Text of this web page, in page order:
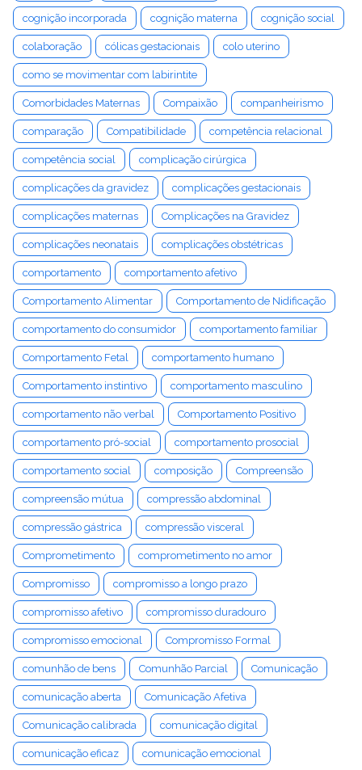
cognição incorporada cognição materna cognição social
colaboração cólicas gestacionais colo uterino
como se movimentar com labirintite
Comorbidades Maternas Compaixão companheirismo
comparação Compatibilidade competência relacional
competência social complicação cirúrgica
complicações da gravidez complicações gestacionais
complicações maternas Complicações na Gravidez
complicações neonatais complicações obstétricas
comportamento comportamento afetivo
Comportamento Alimentar Comportamento de Nidificação
comportamento do consumidor comportamento familiar
Comportamento Fetal comportamento humano
Comportamento instintivo comportamento masculino
comportamento não verbal Comportamento Positivo
comportamento pró-social comportamento prosocial
comportamento social composição Compreensão
compreensão mútua compressão abdominal
compressão gástrica compressão visceral
Comprometimento comprometimento no amor
Compromisso compromisso a longo prazo
compromisso afetivo compromisso duradouro
compromisso emocional Compromisso Formal
comunhão de bens Comunhão Parcial Comunicação
comunicação aberta Comunicação Afetiva
Comunicação calibrada comunicação digital
comunicação eficaz comunicação emocional